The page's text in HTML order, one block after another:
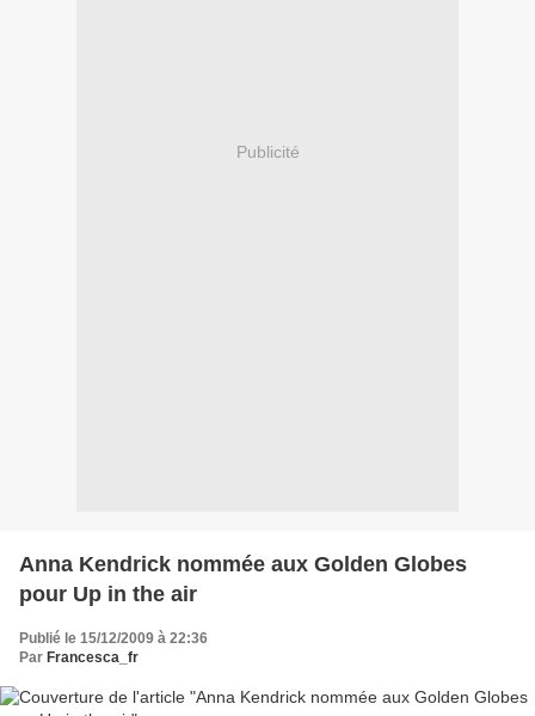
Publicité
Anna Kendrick nommée aux Golden Globes
pour Up in the air
Publié le 15/12/2009 à 22:36
Par Francesca_fr